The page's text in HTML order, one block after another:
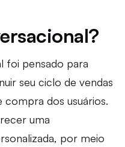
foi pensado para
seu ciclo de vendas
dos usuários.
uma
por meio